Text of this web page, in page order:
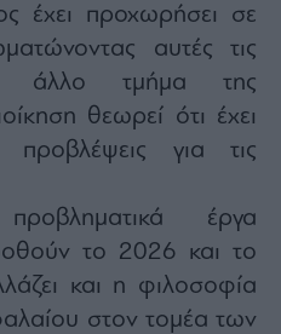
έχει προχωρήσει σε
αυτές τις
άλλο τμήμα της
θεωρεί ότι έχει
προβλέψεις για τις
έργα
το 2026 και το
και η φιλοσοφία
στον τομέα των